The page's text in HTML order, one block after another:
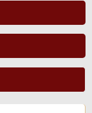
CAM 1095
CAM 1095